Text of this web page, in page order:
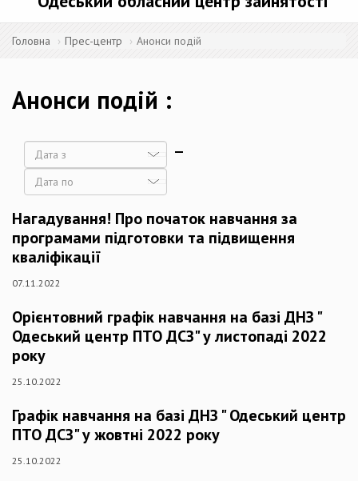
Головна Прес-центр Анонси подій
Анонси подій
Дата
Нагадування! Про початок навчання за
програмами підготовки та підвищення
кваліфікації
07.11.2022
Орієнтовний графік навчання на базі ДНЗ "
Одеський центр ПТО ДСЗ" у листопаді 2022
року
25.10.2022
Графік навчання на базі ДНЗ " Одеський центр
ПТО ДСЗ" у жовтні 2022 року
25.10.2022